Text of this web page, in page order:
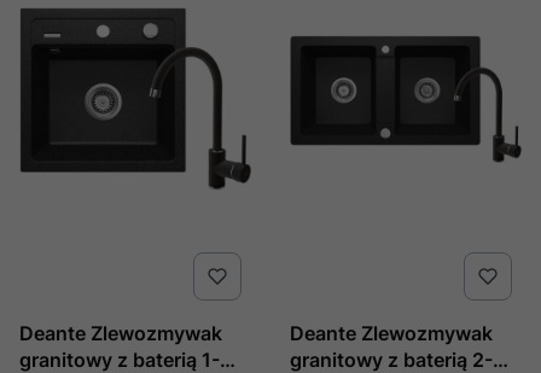
Deante Zlewozmywak
granitowy z baterią 1-
Deante Zlewozmywak
granitowy z baterią 2-